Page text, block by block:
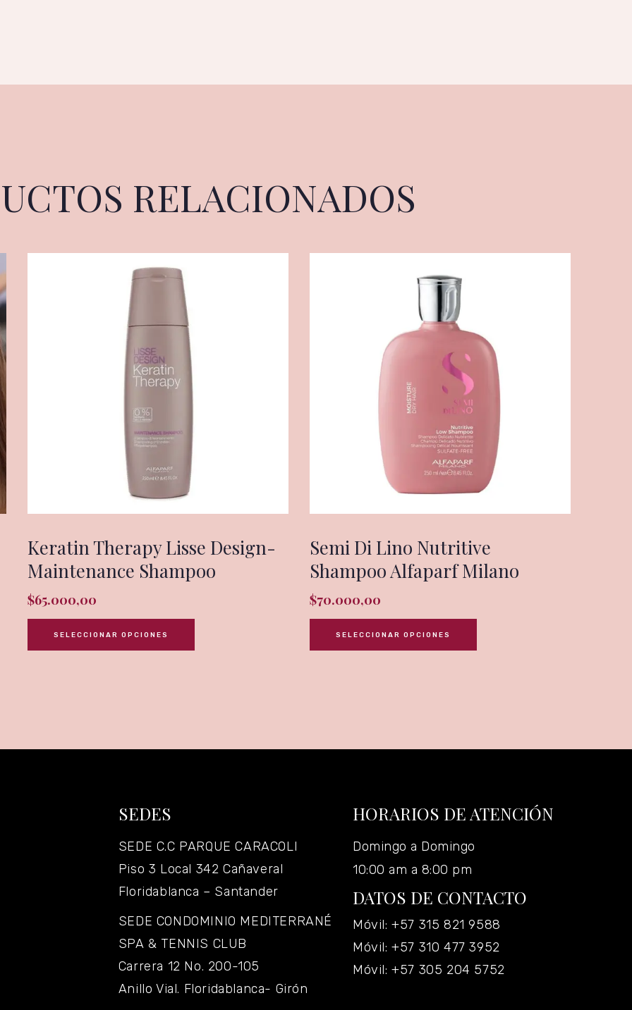
RELACIONADOS
Keratin Therapy Lisse Design-
Maintenance Shampoo
$65.000,00
SELECCIONAR OPCIONES
Semi Di Lino Nutritive
Shampoo Alfaparf Milano
$70.000,00
SELECCIONAR OPCIONES
SEDES
SEDE C.C PARQUE CARACOLI
Piso 3 Local 342 Cañaveral
Floridablanca – Santander
SEDE CONDOMINIO MEDITERRANÉ
SPA & TENNIS CLUB
Carrera 12 No. 200-105
Anillo Vial. Floridablanca- Girón
HORARIOS DE ATENCIÓN
Domingo a Domingo
10:00 am a 8:00 pm
DATOS DE CONTACTO
Móvil: +57 315 821 9588
Móvil: +57 310 477 3952
Móvil: +57 305 204 5752